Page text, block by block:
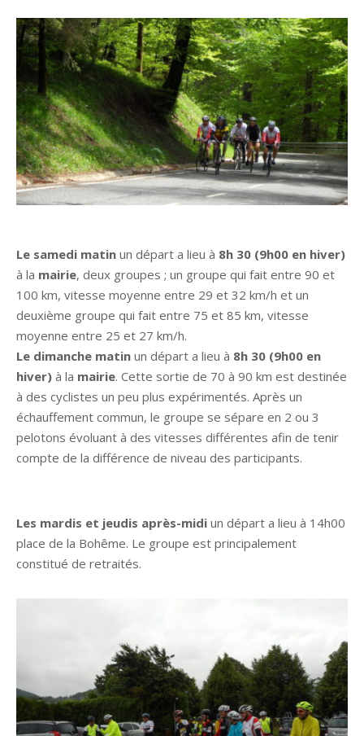
Le samedi matin un départ a lieu à 8h 30 (9h00 en hiver)
à la mairie, deux groupes ; un groupe qui fait entre 90 et
100 km, vitesse moyenne entre 29 et 32 km/h et un
deuxième groupe qui fait entre 75 et 85 km, vitesse
moyenne entre 25 et 27 km/h.
Le dimanche matin un départ a lieu à 8h 30 (9h00 en
hiver) à la mairie. Cette sortie de 70 à 90 km est destinée
à des cyclistes un peu plus expérimentés. Après un
échauffement commun, le groupe se sépare en 2 ou 3
pelotons évoluant à des vitesses différentes afin de tenir
compte de la différence de niveau des participants.
Les mardis et jeudis après-midi un départ a lieu à 14h00
place de la Bohême. Le groupe est principalement
constitué de retraités.